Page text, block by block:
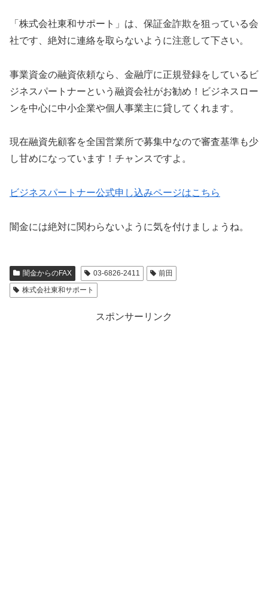
「株式会社東和サポート」は、保証金詐欺を狙っている会
社です、絶対に連絡を取らないように注意して下さい。
事業資金の融資依頼なら、金融庁に正規登録をしているビ
ジネスパートナーという融資会社がお勧め！ビジネスロー
ンを中心に中小企業や個人事業主に貸してくれます。
現在融資先顧客を全国営業所で募集中なので審査基準も少
し甘めになっています！チャンスですよ。
ビジネスパートナー公式申し込みページはこちら
闇金には絶対に関わらないように気を付けましょうね。
闇金からのFAX 03-6826-2411
前田
株式会社東和サポート
スポンサーリンク